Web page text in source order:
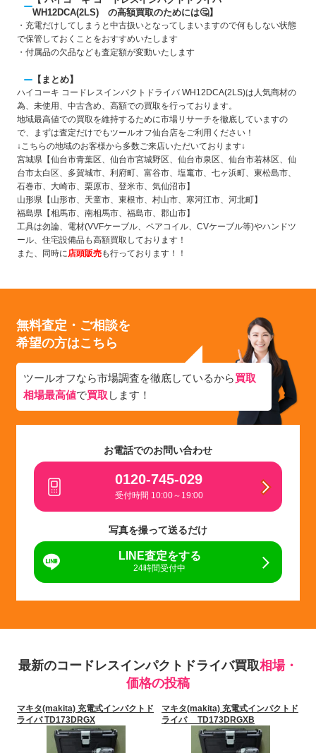
WH12DCA(2LS) の高額買取のためには🤔】
・充電だけしてしまうと中古扱いとなってしまいますので何もしない状態
で保管しておくことをおすすめいたします
・付属品の欠品なども査定額が変動いたします
【まとめ】
ハイコーキ コードレスインパクトドライバ WH12DCA(2LS)は人気商材の
為、未使用、中古含め、高額での買取を行っております。
地域最高値での買取を維持するために市場リサーチを徹底していますの
で、まずは査定だけでもツールオフ仙台店をご利用ください！
↓こちらの地域のお客様から多数ご来店いただいております↓
宮城県【仙台市青葉区、仙台市宮城野区、仙台市泉区、仙台市若林区、仙
台市太白区、多賀城市、利府町、富谷市、塩竃市、七ヶ浜町、東松島市、
石巻市、大崎市、栗原市、登米市、気仙沼市】
山形県【山形市、天童市、東根市、村山市、寒河江市、河北町】
福島県【相馬市、南相馬市、福島市、郡山市】
工具は勿論、電材(VVFケーブル、ペアコイル、CVケーブル等)やハンドツ
ール、住宅設備品も高額買取しております！
また、同時に店頭販売も行っております！！
無料査定・ご相談を
希望の方はこちら
ツールオフなら市場調査を徹底しているから買取
相場最高値で買取 します！
お電話でのお問い合わせ
0120-745-029
受付時間 10:00～19:00
写真を撮って送るだけ
LINE査定をする
24時間受付中
最新のコードレスインパクトドライバ買取相場・
価格の投稿
マキタ(makita) 充電式インパクトド
ライバ TD173DRGX
マキタ(makita) 充電式インパクトド
ライバ TD173DRGXB